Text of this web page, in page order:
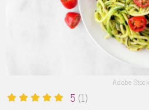
Adobe Stock
5 (1)